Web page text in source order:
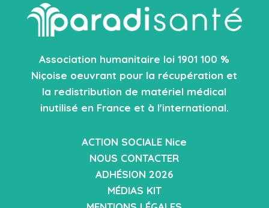
Association humanitaire loi 1901 100 %
Niçoise oeuvrant pour la récupération et
la redistribution de matériel médical
inutilisé en France et à l'international.
ACTION SOCIALE Nice
NOUS CONTACTER
ADHÉSION 2026
MÉDIAS KIT